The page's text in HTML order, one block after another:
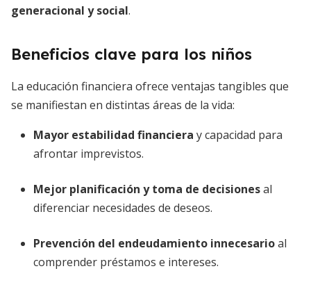
generacional y social.
Beneficios clave para los niños
La educación financiera ofrece ventajas tangibles que
se manifiestan en distintas áreas de la vida:
Mayor estabilidad financiera y capacidad para
afrontar imprevistos.
Mejor planificación y toma de decisionesal
diferenciar necesidades de deseos.
Prevención del endeudamiento innecesarioal
comprender préstamos e intereses.